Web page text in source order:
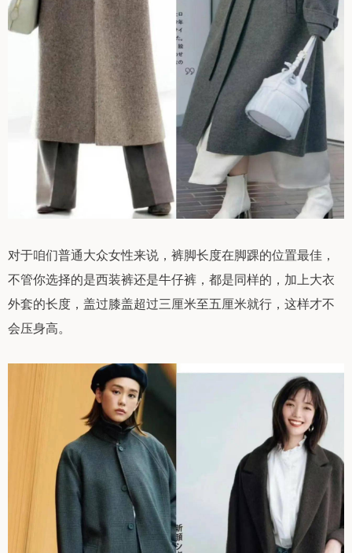
对于咱们普通大众女性来说，裤脚长度在脚踝的位置最佳，
不管你选择的是西装裤还是牛仔裤，都是同样的，加上大衣
外套的长度，盖过膝盖超过三厘米至五厘米就行，这样才不
会压身高。